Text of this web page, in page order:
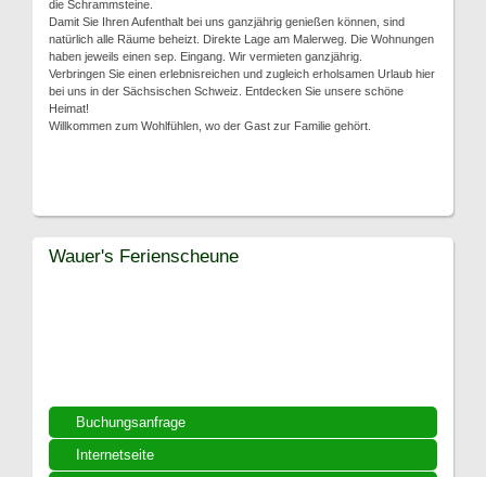
die Schrammsteine.
Damit Sie Ihren Aufenthalt bei uns ganzjährig genießen können, sind
natürlich alle Räume beheizt. Direkte Lage am Malerweg. Die Wohnungen
haben jeweils einen sep. Eingang. Wir vermieten ganzjährig.
Verbringen Sie einen erlebnisreichen und zugleich erholsamen Urlaub hier
bei uns in der Sächsischen Schweiz. Entdecken Sie unsere schöne
Heimat!
Willkommen zum Wohlfühlen, wo der Gast zur Familie gehört.
Buchungsanfrage
Internetseite
Wauer's Ferienscheune